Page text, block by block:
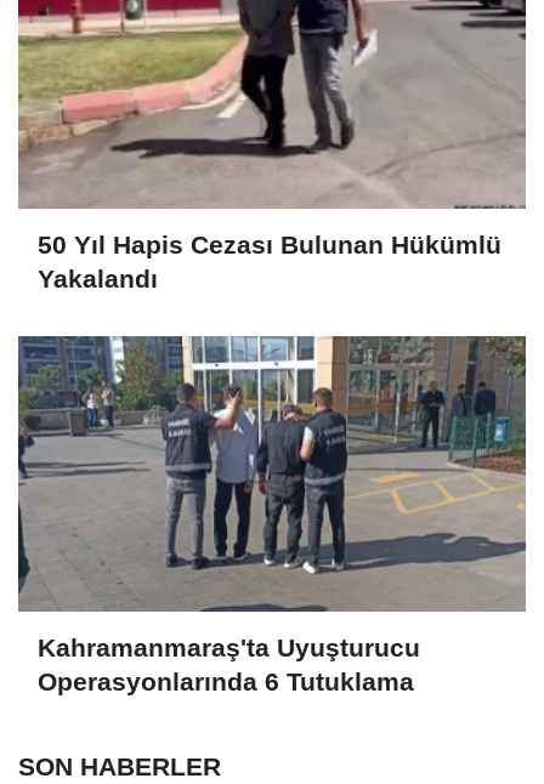
50 Yıl Hapis Cezası Bulunan Hükümlü
Yakalandı
Kahramanmaraş'ta Uyuşturucu
Operasyonlarında 6 Tutuklama
SON HABERLER